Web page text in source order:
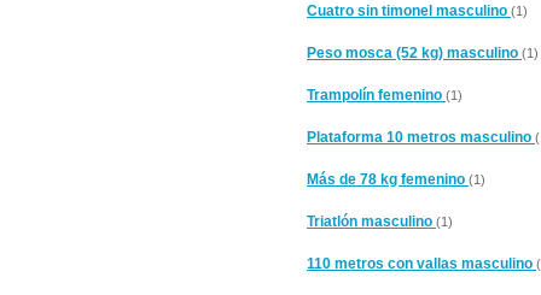
Cuatro sin timonel masculino (1)
Peso mosca (52 kg) masculino (1)
Trampolín femenino (1)
Plataforma 10 metros masculino
Más de 78 kg femenino (1)
Triatlón masculino (1)
110 metros con vallas masculino